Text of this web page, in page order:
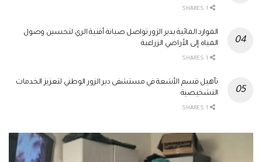
الموارد المائية بدير الزور تواصل صيانة أقنية الري لتحسين وصول
المياه إلى الأراضي الزراعية
تأهيل قسم الأشعة في مستشفى دير الزور الوطني لتعزيز الخدمات
التشخيصية